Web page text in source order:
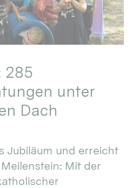
285
unter
Dach
Jubiläum und erreicht
Mit der